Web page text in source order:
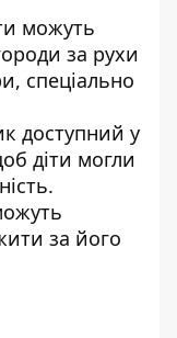
можуть
за рухи
спеціально
доступний у
діти могли
за його